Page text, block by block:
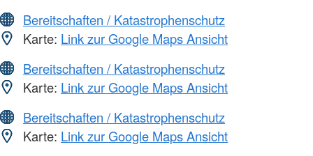
Bereitschaften / Katastrophenschutz
Karte: Link zur Google Maps Ansicht
Bereitschaften / Katastrophenschutz
Karte: Link zur Google Maps Ansicht
Bereitschaften / Katastrophenschutz
Karte: Link zur Google Maps Ansicht